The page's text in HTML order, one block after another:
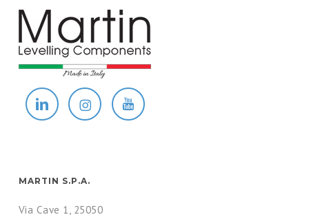
MARTIN S.P.A.
Via Cave 1, 25050